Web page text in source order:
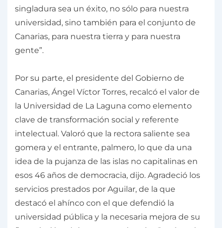
singladura sea un éxito, no sólo para nuestra
universidad, sino también para el conjunto de
Canarias, para nuestra tierra y para nuestra
gente”.
Por su parte, el presidente del Gobierno de
Canarias, Ángel Víctor Torres, recalcó el valor de
la Universidad de La Laguna como elemento
clave de transformación social y referente
intelectual. Valoró que la rectora saliente sea
gomera y el entrante, palmero, lo que da una
idea de la pujanza de las islas no capitalinas en
esos 46 años de democracia, dijo. Agradeció los
servicios prestados por Aguilar, de la que
destacó el ahínco con el que defendió la
universidad pública y la necesaria mejora de su